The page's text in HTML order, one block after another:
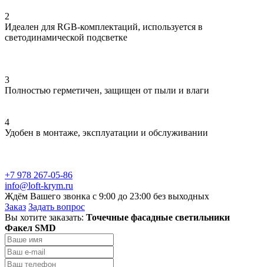
2
Идеален для RGB-комплектаций, используется в
светодинамической подсветке
3
Полностью герметичен, защищен от пыли и влаги
4
Удобен в монтаже, эксплуатации и обслуживании
+7 978 267-05-86
info@loft-krym.ru
Ждём Вашего звонка с 9:00 до 23:00 без выходных
Заказ Задать вопрос
Вы хотите заказать: Точечные фасадные светильники
Факел SMD